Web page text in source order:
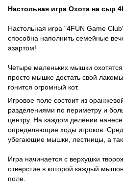
Настольная игра Охота на сыр
Настольная игра "4FUN Game
способна наполнить семейные
азартом!
Четыре маленьких мышки
просто мышке достать свой
гонится огромный кот.
Игровое поле состоит из
разделениями по периметру и
центру. На каждом делении
определяющие ходы игроков.
убегающие мышки, лестницы, а
Игра начинается с верхушки
отверстие в которой каждый
поле.